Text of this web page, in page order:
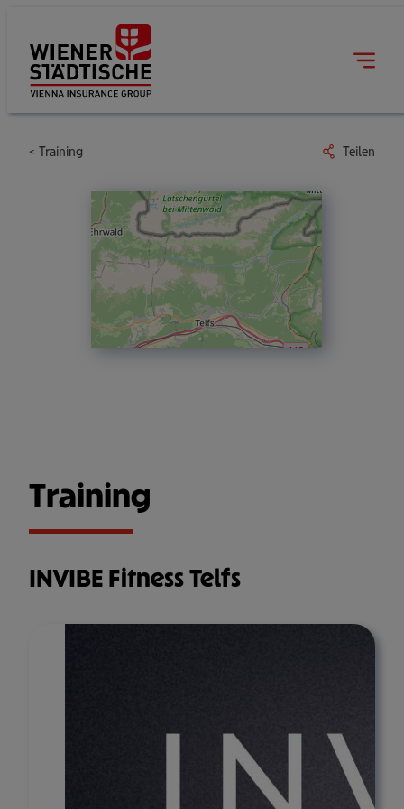
Training Teilen
Training
INVIBE Fitness Telfs